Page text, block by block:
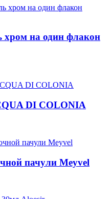
хром на один флакон
DI COLONIA
пачули Meyvel